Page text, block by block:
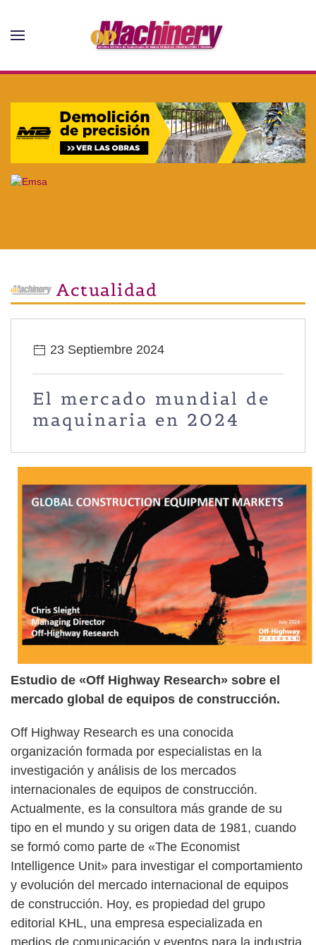
Skip to main content
Actualidad
23 Septiembre 2024
El mercado mundial de
maquinaria en 2024
Estudio de «Off Highway Research» sobre el
mercado global de equipos de construcción.
Off Highway Research es una conocida
organización formada por especialistas en la
investigación y análisis de los mercados
internacionales de equipos de construcción.
Actualmente, es la consultora más grande de su
tipo en el mundo y su origen data de 1981, cuando
se formó como parte de «The Economist
Intelligence Unit» para investigar el comportamiento
y evolución del mercado internacional de equipos
de construcción. Hoy, es propiedad del grupo
editorial KHL, una empresa especializada en
medios de comunicación y eventos para la industria